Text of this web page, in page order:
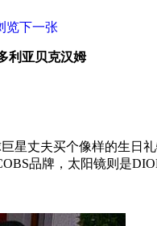
利亚贝克汉姆
星丈夫买个像样的生日
品牌，太阳镜则是